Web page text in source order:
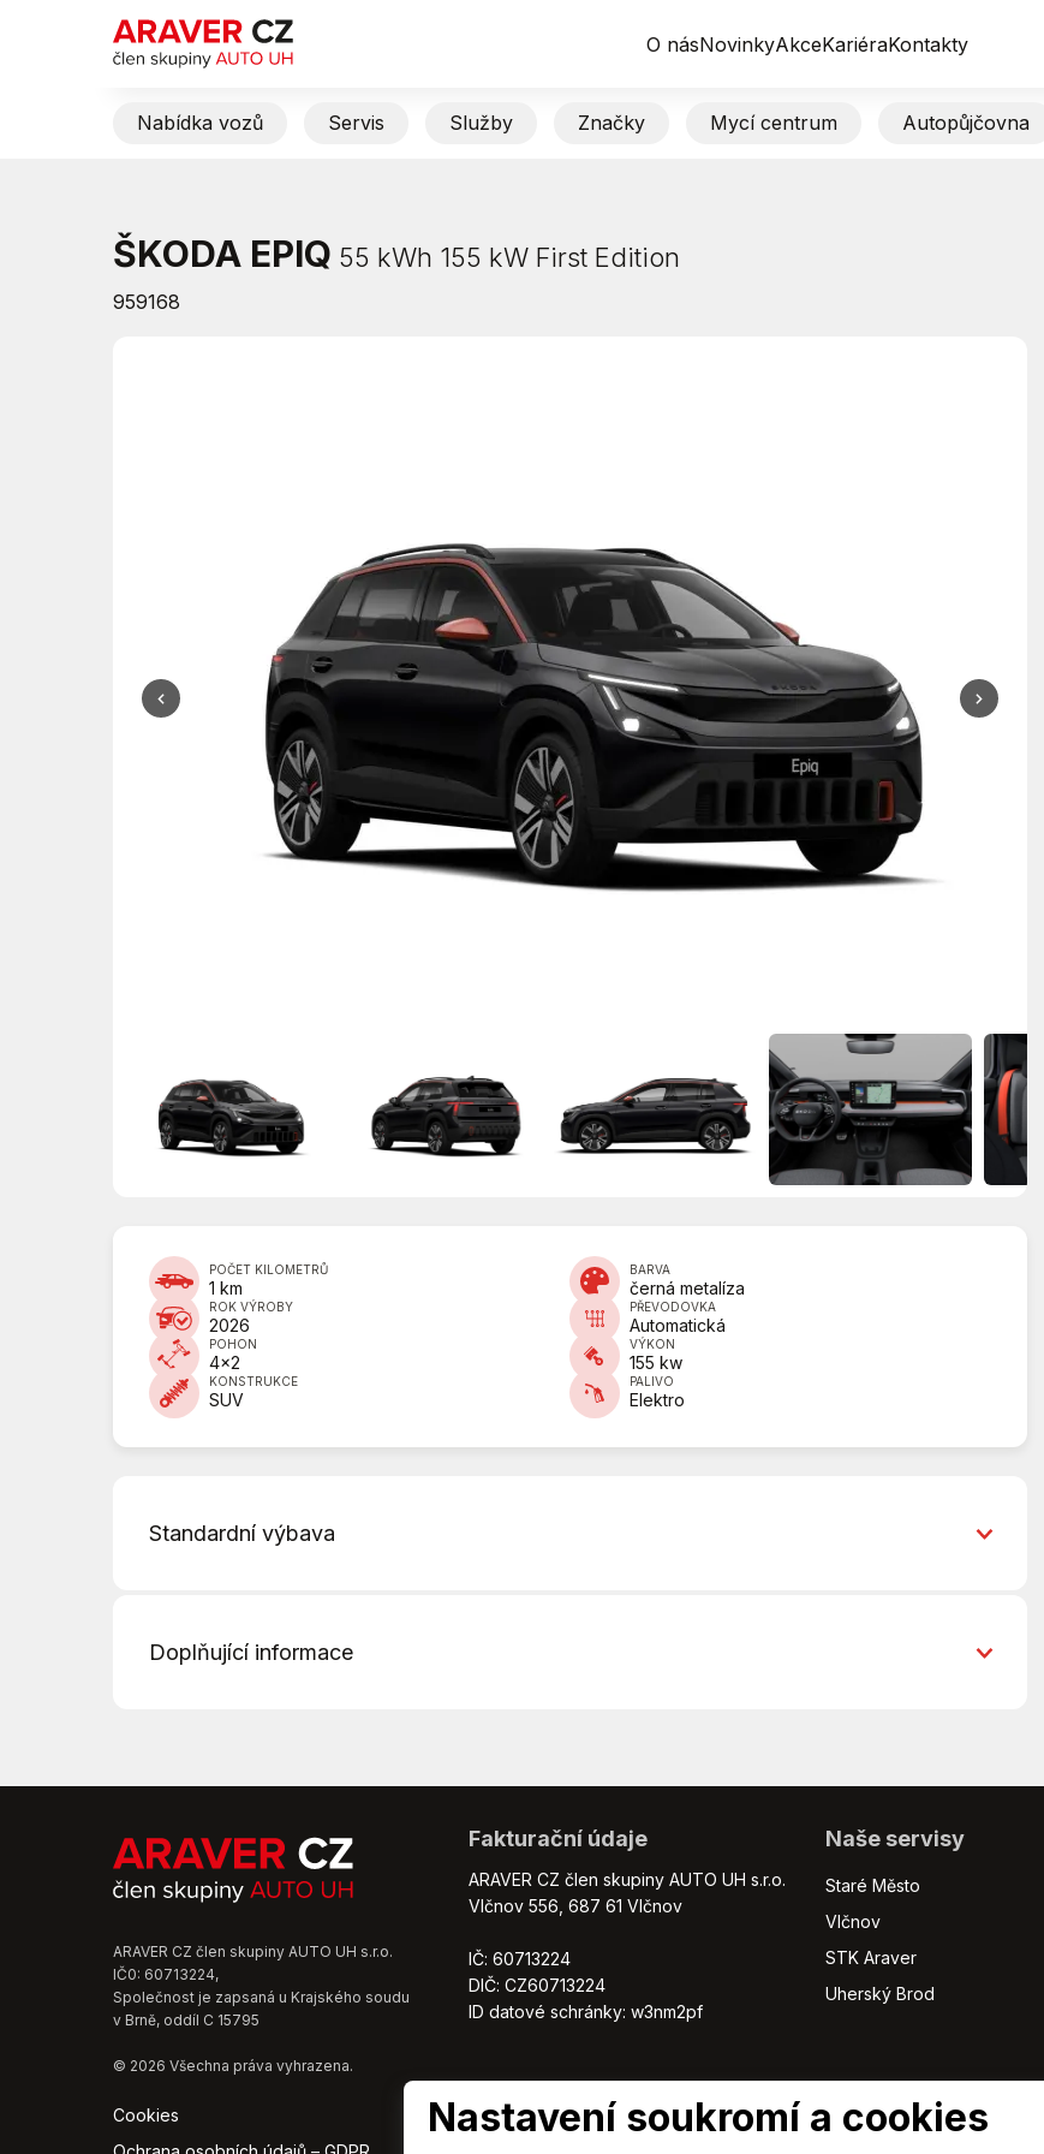
O násNovinkyAkceKariéraKontakty
Nabídka vozů Servis Služby Značky Mycí centrum Autopůjčovna
ŠKODA EPIQ 55 kWh 155 kW First Edition
959168
POČET KILOMETRŮ
1 km
BARVA
černá metalíza
ROK VÝROBY
2026
PŘEVODOVKA
Automatická
POHON
4x2
VÝKON
155 kw
KONSTRUKCE
SUV
PALIVO
Elektro
Standardní výbava
Bluetooth
Repro
Senzor stěračů
Sledování únavy řidiče
Startování tlačítkem
Střešní nosič
Tempomat
USB
Volba jízdního režimu
Výškově nastavitelná sedadla
Doplňující informace
Travel paket
Balíček služeb Škoda Connect Premium
VŮZ VE VÝROBĚ
Předpokládaný termín dodání vozu: září 2026
ARAVER CZ člen skupiny AUTO UH s.r.o.
IČ0: 60713224,
Společnost je zapsaná u Krajského soudu
v Brně, oddíl C 15795
© 2026 Všechna práva vyhrazena.
Cookies
Fakturační údaje
ARAVER CZ člen skupiny AUTO UH s.r.o.
Vlčnov 556, 687 61 Vlčnov
IČ: 60713224
DIČ: CZ60713224
ID datové schránky: w3nm2pf
Naše servisy
Staré Město
Vlčnov
STK Araver
Uherský Brod
Nastavení soukromí a cookies